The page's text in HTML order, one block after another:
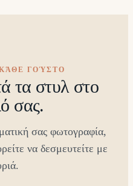
ΓΟΎΣΤΟ
τα στυλ στο
σας.
σας φωτογραφία,
να δεσμευτείτε με